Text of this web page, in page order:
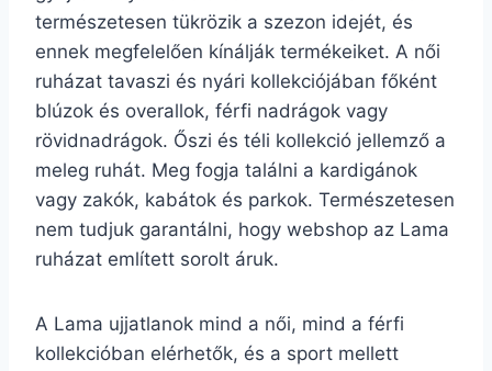
természetesen tükrözik a szezon idejét, és
ennek megfelelően kínálják termékeiket. A női
ruházat tavaszi és nyári kollekciójában főként
blúzok és overallok, férfi nadrágok vagy
rövidnadrágok. Őszi és téli kollekció jellemző a
meleg ruhát. Meg fogja találni a kardigánok
vagy zakók, kabátok és parkok. Természetesen
nem tudjuk garantálni, hogy webshop az Lama
ruházat említett sorolt áruk.
A Lama ujjatlanok mind a női, mind a férfi
kollekcióban elérhetők, és a sport mellett